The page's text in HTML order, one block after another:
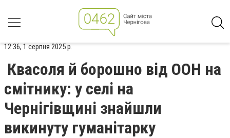
12:36, 1 серпня 2025 р.
Квасоля й борошно від ООН на
смітнику: у селі на
Чернігівщині знайшли
викинуту гуманітарку